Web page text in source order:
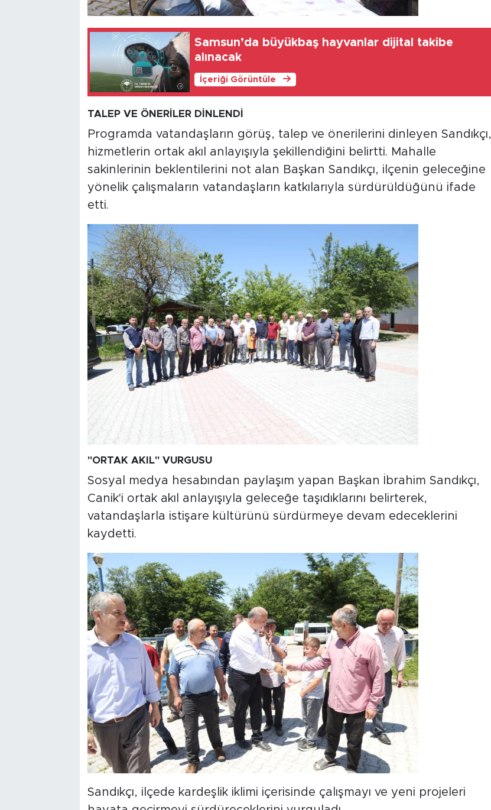
Samsun’da büyükbaş hayvanlar dijital takibe
alınacak
İçeriği Görüntüle
TALEP VE ÖNERİLER DİNLENDİ
Programda vatandaşların görüş, talep ve önerilerini dinleyen Sandıkçı,
hizmetlerin ortak akıl anlayışıyla şekillendiğini belirtti. Mahalle
sakinlerinin beklentilerini not alan Başkan Sandıkçı, ilçenin geleceğine
yönelik çalışmaların vatandaşların katkılarıyla sürdürüldüğünü ifade
etti.
"ORTAK AKIL" VURGUSU
Sosyal medya hesabından paylaşım yapan Başkan İbrahim Sandıkçı,
Canik'i ortak akıl anlayışıyla geleceğe taşıdıklarını belirterek,
vatandaşlarla istişare kültürünü sürdürmeye devam edeceklerini
kaydetti.
Sandıkçı, ilçede kardeşlik iklimi içerisinde çalışmayı ve yeni projeleri